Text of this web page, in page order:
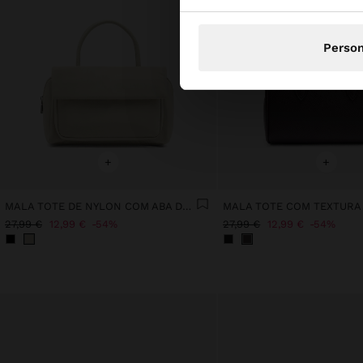
+
MALA TOTE DE NYLON COM ABA DUPLA
27,99 € 12,99 € 54%
+
MALA TOTE COM TEXTURA
27,99 € 12,99 € 54%